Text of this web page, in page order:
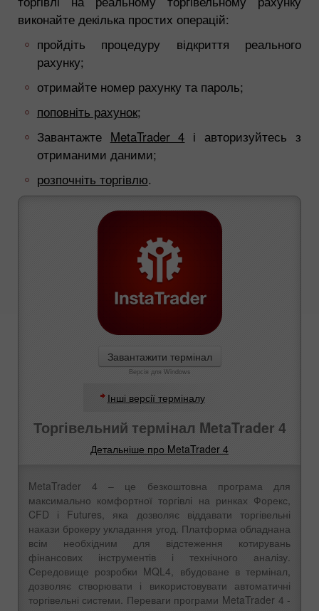
виконайте декілька простих операцій:
пройдіть процедуру відкриття реального
рахунку;
отримайте номер рахунку та пароль;
поповніть рахунок;
Завантажте MetaTrader 4 і авторизуйтесь з
отриманими даними;
розпочніть торгівлю.
Завантажити термінал
Версія для Windows
Інші версії терміналу
Торгівельний термінал MetaTrader 4
Детальніше про MetaTrader 4
MetaTrader 4 – це безкоштовна програма для
максимально комфортної торгівлі на ринках Форекс,
CFD і Futures, яка дозволяє віддавати торгівельні
накази брокеру укладання угод. Платформа обладнана
всім необхідним для відстеження котирувань
фінансових інструментів і технічного аналізу.
Середовище розробки MQL4, вбудоване в термінал,
дозволяє створювати і використовувати автоматичні
торгівельні системи. Переваги програми MetaTrader 4 -